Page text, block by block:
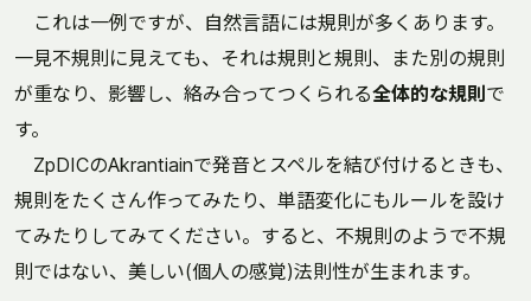
これは一例ですが、自然言語には規則が多くあります。
一見不規則に見えても、それは規則と規則、また別の規則
が重なり、影響し、絡み合ってつくられる全体的な規則 で
す。
ZpDICのAkrantiainで発音とスペルを結び付けるときも、
規則をたくさん作ってみたり、単語変化にもルールを設け
てみたりしてみてください。すると、不規則のようで不規
則ではない、美しい(個人の感覚)法則性が生まれます。